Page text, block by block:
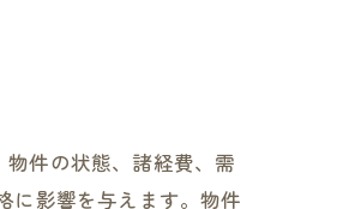
件の状態、諸経費、需
に影響を与えます。物件